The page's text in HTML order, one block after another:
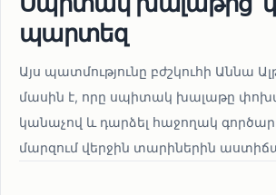
պարտեզ
Այս պատմությունը բժշկուհի Աննա
մասին է, որը սպիտակ խալաթը
կանաչով և դարձել հաջողակ
մարզում վերջին տարիներին